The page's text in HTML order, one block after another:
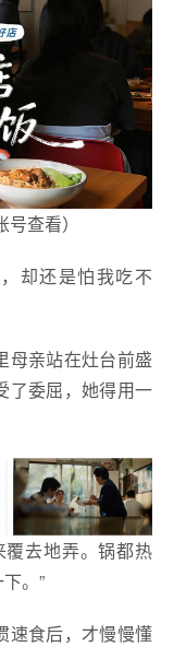
查看）
却还是怕我吃不
母亲站在灶台前盛
委屈，她得用一
覆去地弄。锅都热
。”
速食后，才慢慢懂